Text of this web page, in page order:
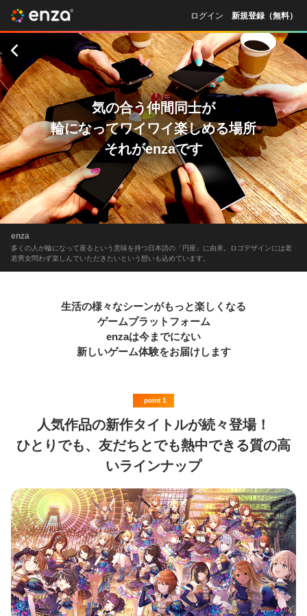
ログイン 新規登録（無料）
気の合う仲間同士が
輪になってワイワイ楽しめる場所
それがenzaです
enza
多くの人が輪になって座るという意味を持つ日本語の「円座」に由来。ロゴデザインには老
若男女問わず楽しんでいただきたいという想いも込めています。
生活の様々なシーンがもっと楽しくなる
ゲームプラットフォーム
enzaは今までにない
新しいゲーム体験をお届けします
point 1
人気作品の新作タイトルが続々登場！
ひとりでも、友だちとでも熱中できる質の高
いラインナップ